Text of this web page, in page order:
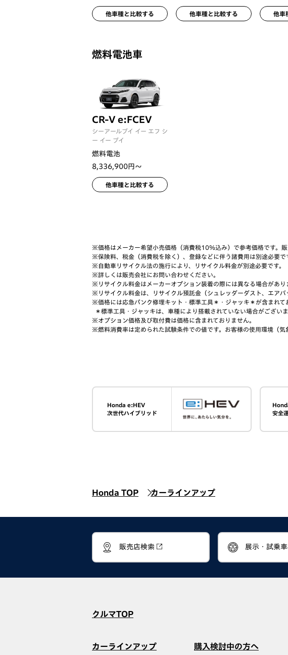
他車種と比較する 他車種と比較する 他車
燃料電池車
CR-V e:FCEV
シーアールブイ イー エフ シ
ー イー ブイ
燃料電池
8,336,900円〜
他車種と比較する
価格はメーカー希望小売価格（消費税10％込み）で参考価格です。
保険料、税金（消費税を除く）、登録などに伴う諸費用は別途必要で
自動車リサイクル法の施行により、リサイクル料金が別途必要です。
詳しくは販売会社にお問い合わせください。
リサイクル料金はメーカーオプション装着の際には異なる場合があり
リサイクル料金は、リサイクル預託金（シュレッダーダスト、エア
価格には応急パンク修理キット・標準工具＊・ジャッキ＊が含まれて
標準工具・ジャッキは、車種により搭載されていない場合がござい
オプション価格及び取付費は価格に含まれておりません。
燃料消費率は定められた試験条件での値です。お客様の使用環境（
Honda e:HEV
次世代ハイブリッド
安全
Honda TOP カーラインアップ
販売店検索 展示・試乗
クルマTOP
カーラインアップ 購入検討中の方へ